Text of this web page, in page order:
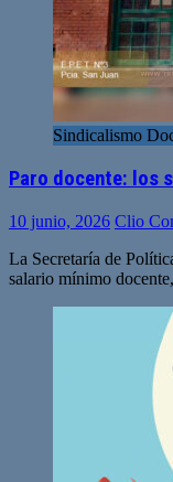
Sindicalismo
Paro docente: los
10 junio, 2026 Clio
La Secretaría de
salario mínimo docente,